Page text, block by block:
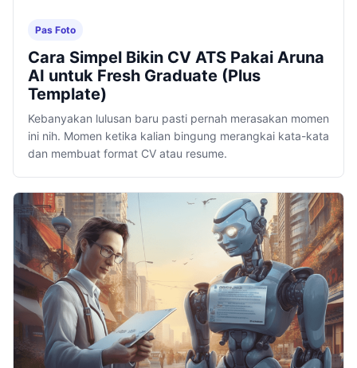
Pas Foto
Cara Simpel Bikin CV ATS Pakai Aruna
AI untuk Fresh Graduate (Plus
Template)
Kebanyakan lulusan baru pasti pernah merasakan momen
ini nih. Momen ketika kalian bingung merangkai kata-kata
dan membuat format CV atau resume.